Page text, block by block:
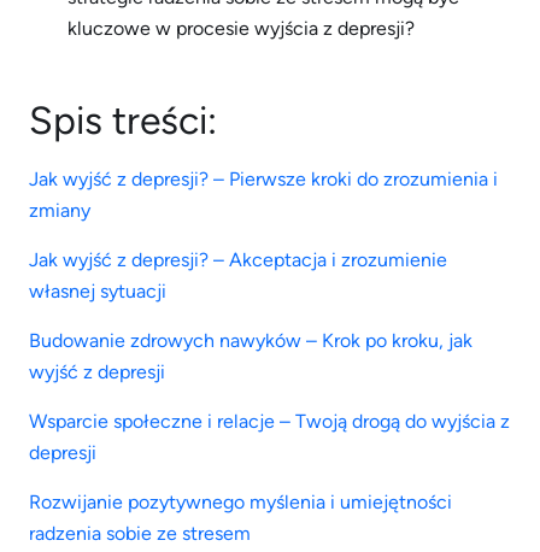
kluczowe w procesie wyjścia z depresji?
Spis treści:
Jak wyjść z depresji? – Pierwsze kroki do zrozumienia i
zmiany
Jak wyjść z depresji? – Akceptacja i zrozumienie
własnej sytuacji
Budowanie zdrowych nawyków – Krok po kroku, jak
wyjść z depresji
Wsparcie społeczne i relacje – Twoją drogą do wyjścia z
depresji
Rozwijanie pozytywnego myślenia i umiejętności
radzenia sobie ze stresem